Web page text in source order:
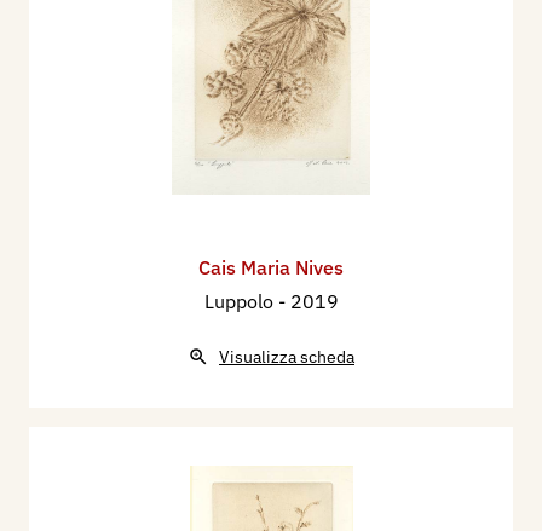
Cais Maria Nives
Luppolo - 2019
Visualizza scheda